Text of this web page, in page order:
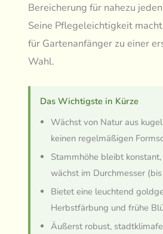
Bereicherung für nahezu
Seine Pflegeleichtigkeit
für Gartenanfänger zu einer
Wahl.
Das Wichtigste in Kürze
Wächst von Natur aus
keinen regelmäßigen
Stammhöhe bleibt
wächst im Durchmesser
Bietet eine leuchtend
Herbstfärbung und frühe
Äußerst robust,